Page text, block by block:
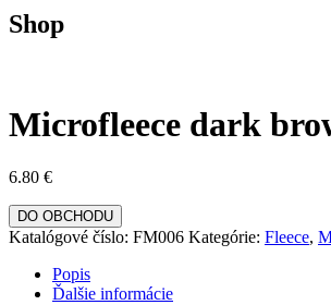
Shop
Microfleece dark
6.80 €
DO OBCHODU
Katalógové číslo: FM006 Kategórie: Fleece,
Popis
Ďalšie informácie